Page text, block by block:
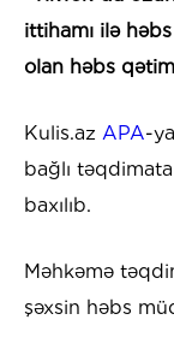
ittihamı ilə
olan həbs
Kulis.az APA-
bağlı
baxılıb.
Məhkəmə
şəxsin həbs